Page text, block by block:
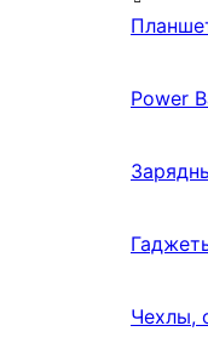
Power
Чехлы,